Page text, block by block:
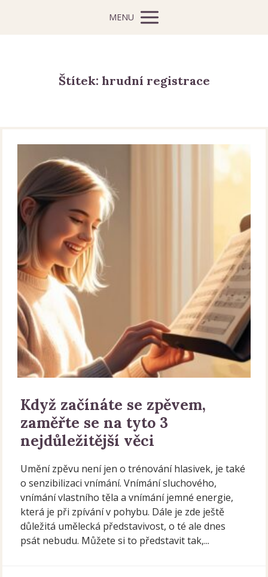
MENU
Štítek: hrudní registrace
Když začínáte se zpěvem,
zaměřte se na tyto 3
nejdůležitější věci
Umění zpěvu není jen o trénování hlasivek, je také
o senzibilizaci vnímání. Vnímání sluchového,
vnímání vlastního těla a vnímání jemné energie,
která je při zpívání v pohybu. Dále je zde ještě
důležitá umělecká představivost, o té ale dnes
psát nebudu. Můžete si to představit tak,...